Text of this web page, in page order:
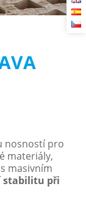
nosností pro
materiály,
masivním
stabilitu při